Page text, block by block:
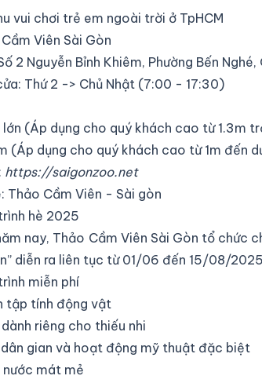
vui chơi trẻ em ngoài trời ở TpHCM
Viên Sài Gòn
2 Nguyễn Bỉnh Khiêm, Phường Bến Nghé,
Thứ 2 -> Chủ Nhật (7:00 - 17:30)
lớn (Áp dụng cho quý khách cao từ 1.3m
(Áp dụng cho quý khách cao từ 1m đến
https://saigonzoo.net
Thảo Cầm Viên - Sài gòn
hè 2025
nay, Thảo Cầm Viên Sài Gòn tổ chức
diễn ra liên tục từ 01/06 đến 15/08/
miễn phí
tập tính động vật
riêng cho thiếu nhi
gian và hoạt động mỹ thuật đặc biệt
nước mát mẻ